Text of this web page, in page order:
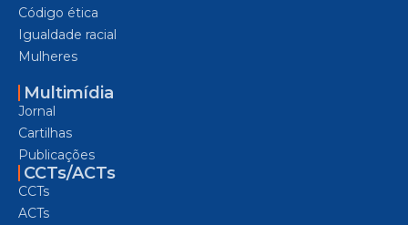
Código ética
Igualdade racial
Mulheres
Multimídia
Jornal
Cartilhas
Publicações
CCTs/ACTs
CCTs
ACTs